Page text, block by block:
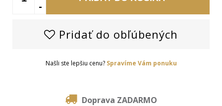
-
Pridať do obľúbených
Našli ste lepšiu cenu? Spravíme Vám ponuku
Doprava ZADARMO